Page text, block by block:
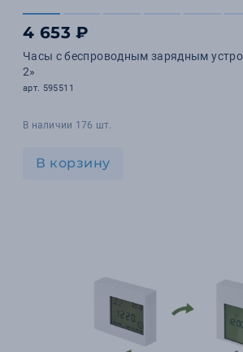
4 653 ₽
Часы с беспроводным зарядным
2»
арт. 595511
В наличии 176 шт.
В корзину